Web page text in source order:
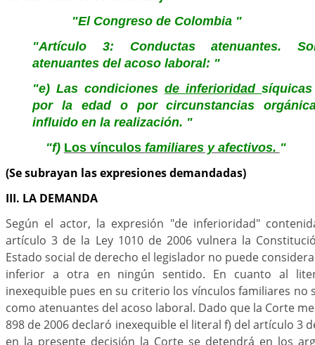
"El Congreso de Colombia "
"Artículo 3: Conductas atenuantes.
atenuantes del acoso laboral: "
"e) Las condiciones de inferioridad
por la edad o por circunstancias
influido en la realización. "
"f) Los vínculos familiares y afectivos. "
(Se subrayan las expresiones demandadas)
III. LA DEMANDA
Según el actor, la expresión "de inferioridad"
artículo 3 de la Ley 1010 de 2006 vulnera la
Estado social de derecho el legislador no puede
inferior a otra en ningún sentido. En cuanto al
inexequible pues en su criterio los vínculos familiares no
como atenuantes del acoso laboral. Dado que la Corte
898 de 2006 declaró inexequible el literal f) del artículo 3
en la presente decisión la Corte se detendrá en los